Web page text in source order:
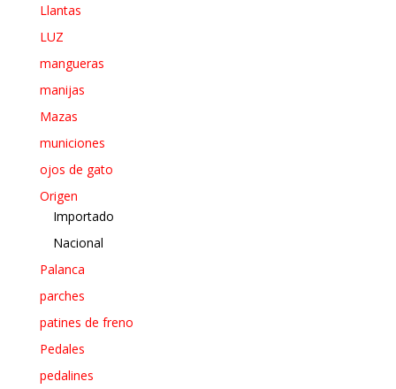
Llantas
LUZ
mangueras
manijas
Mazas
municiones
ojos de gato
Origen
Importado
Nacional
Palanca
parches
patines de freno
Pedales
pedalines